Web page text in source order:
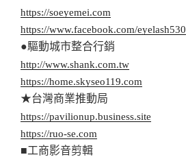
https://soeyemei.com
https://www.facebook.com/eyelash530
●驅動城市整合行銷
http://www.shank.com.tw
https://home.skyseo119.com
★台灣商業推動局
https://pavilionup.business.site
https://ruo-se.com
■工商影音剪輯